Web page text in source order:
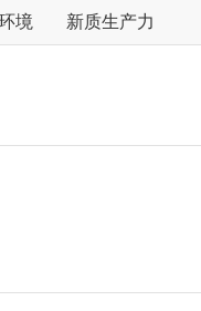
境 新质生产力